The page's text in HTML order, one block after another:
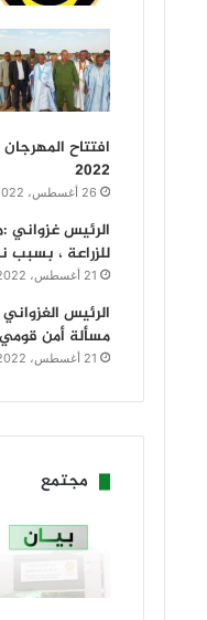
افتتاح المهرجان
2022
26 أغسطس، 2022
الرئيس غزواني
للزراعة ، بسبب
21 أغسطس، 2022
الرئيس
مسألة أمن قومي
21 أغسطس، 2022
مجتمع